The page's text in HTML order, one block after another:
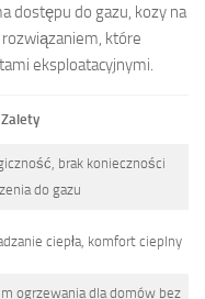
dostępu do gazu, kozy na
które
eksploatacyjnymi.
Zalety
brak konieczności
do gazu
ciepła, komfort cieplny
ogrzewania dla domów bez